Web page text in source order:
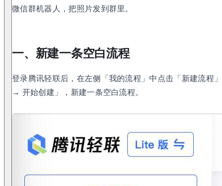
微信群机器人，把照片发到群里。
一、新建一条空白流程
登录腾讯轻联后，在左侧「我的流程」中点击「新建流程
→ 开始创建」，新建一条空白流程。